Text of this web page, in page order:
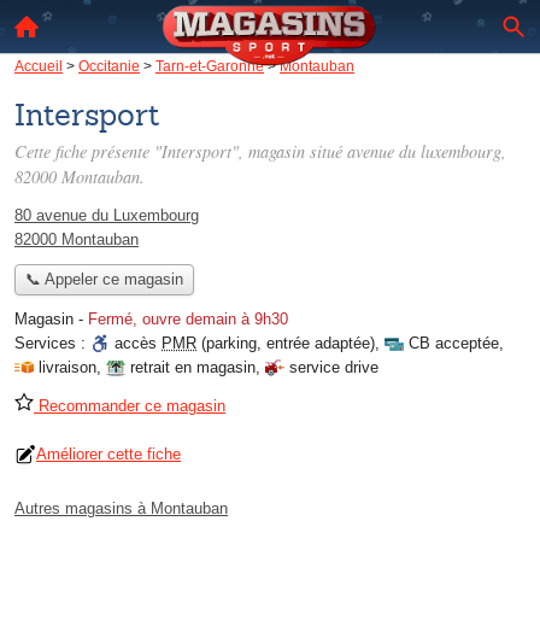
Accueil > Occitanie > Tarn-et-Garonne>Montauban
Intersport
Cette fiche présente "Intersport", magasin situé avenue du luxembourg,
82000 Montauban.
80 avenue du Luxembourg
82000 Montauban
📞 Appeler ce magasin
Magasin - Fermé, ouvre demain à 9h30
Services :
accès PMR (parking, entrée adaptée), CB acceptée,
livraison, retrait en magasin, service drive
Recommander ce magasin
Améliorer cette fiche
Autres magasins à Montauban